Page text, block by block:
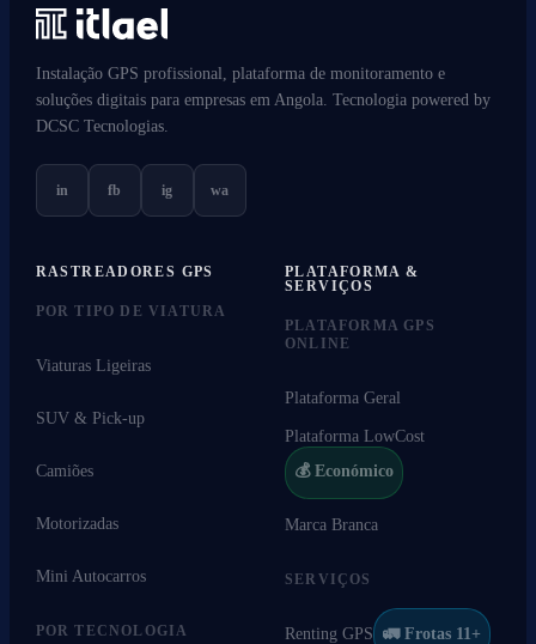
Instalação GPS profissional, plataforma de monitoramento e
soluções digitais para empresas em Angola. Tecnologia powered by
DCSC Tecnologias.
in fb ig wa
RASTREADORES GPS
POR TIPO DE VIATURA
Viaturas Ligeiras
SUV & Pick-up
Camiões
Motorizadas
Mini Autocarros
POR TECNOLOGIA
PLATAFORMA &
SERVIÇOS
PLATAFORMA GPS
ONLINE
Plataforma Geral
Plataforma LowCost
💰 Económico
Marca Branca
SERVIÇOS
Renting GPS 🚛 Frotas 11+